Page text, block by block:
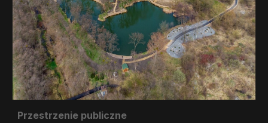
Przestrzenie publiczne